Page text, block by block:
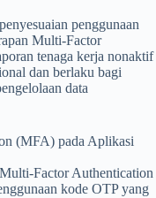
penggunaan
Multi-Factor
tenaga kerja nonaktif
dan berlaku bagi
data
(MFA) pada Aplikasi
Factor Authentication
kode OTP yang